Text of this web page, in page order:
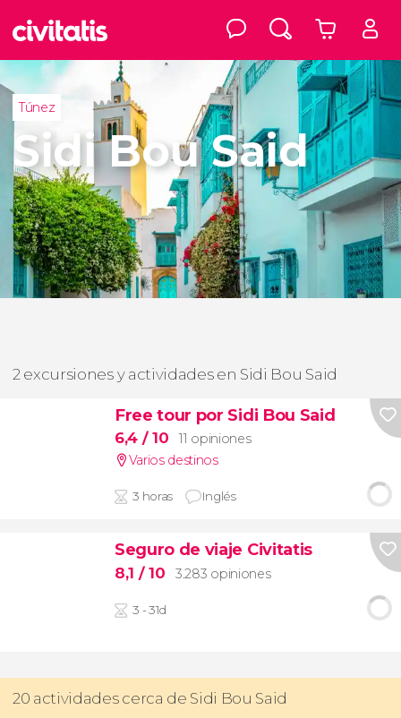
Túnez
Sidi Bou Said
2 excursiones y actividades en Sidi Bou Said
Free tour por Sidi Bou Said
6,4 / 10
11 opiniones
Varios destinos
3 horas Inglés
Seguro de viaje Civitatis
8,1 / 10 3.283 opiniones
3 - 31d
20 actividades cerca de Sidi Bou Said